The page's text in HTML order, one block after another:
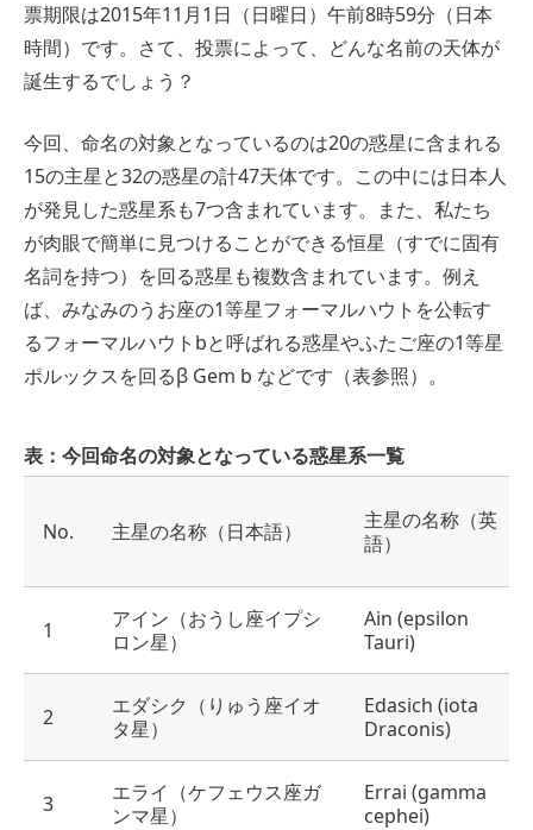
票期限は2015年11月1日（日曜日）午前8時59分（日本
時間）です。さて、投票によって、どんな名前の天体が
誕生するでしょう？
今回、命名の対象となっているのは20の惑星に含まれる
15の主星と32の惑星の計47天体です。この中には日本人
が発見した惑星系も7つ含まれています。また、私たち
が肉眼で簡単に見つけることができる恒星（すでに固有
名詞を持つ）を回る惑星も複数含まれています。例え
ば、みなみのうお座の1等星フォーマルハウトを公転す
るフォーマルハウトbと呼ばれる惑星やふたご座の1等星
ポルックスを回るβ Gem b などです（表参照）。
表：今回命名の対象となっている惑星系一覧
No. 主星の名称（日本語）
主星の名称（英
語）
1
アイン（おうし座イプシ
ロン星）
Ain (epsilon
Tauri)
2
エダシク（りゅう座イオ
タ星）
Edasich (iota
Draconis)
3
エライ（ケフェウス座ガ
ンマ星）
Errai (gamma
cephei)